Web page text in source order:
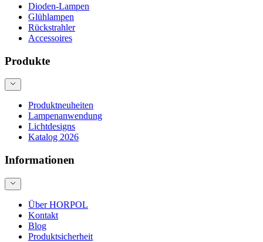
Dioden-Lampen
Glühlampen
Rückstrahler
Accessoires
Produkte
Produktneuheiten
Lampenanwendung
Lichtdesigns
Katalog 2026
Informationen
Über HORPOL
Kontakt
Blog
Produktsicherheit